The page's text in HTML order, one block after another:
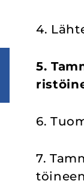
4.
5.
6.
7.
töi­neen